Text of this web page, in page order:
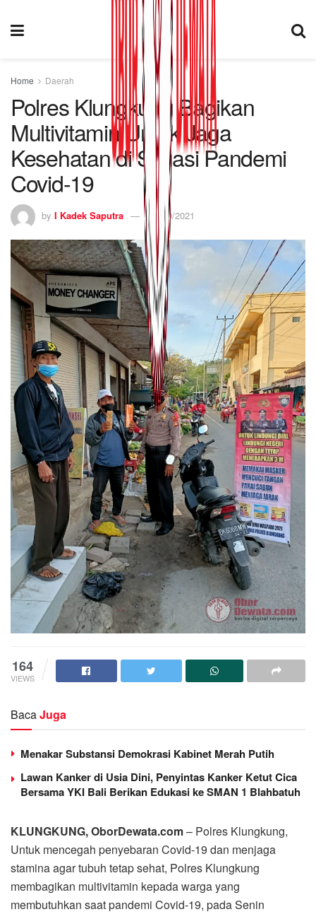
Home Daerah
Polres Klungkung Bagikan
Multivitamin Untuk Jaga
Kesehatan di Situasi Pandemi
Covid-19
by I Kadek Saputra 27/09/2021
164
VIEWS
BacaJuga
Menakar Substansi Demokrasi Kabinet Merah Putih
Lawan Kanker di Usia Dini, Penyintas Kanker Ketut Cica
Bersama YKI Bali Berikan Edukasi ke SMAN 1 Blahbatuh
KLUNGKUNG, OborDewata.com– Polres Klungkung,
Untuk mencegah penyebaran Covid-19 dan menjaga
stamina agar tubuh tetap sehat, Polres Klungkung
membagikan multivitamin kepada warga yang
membutuhkan saat pandemi Covid-19, pada Senin